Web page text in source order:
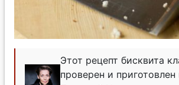
Этот рецепт бисквита
проверен и